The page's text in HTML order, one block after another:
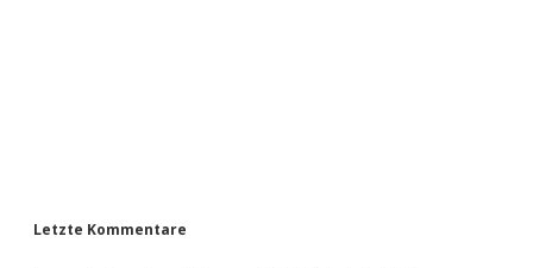
Letzte Kommentare